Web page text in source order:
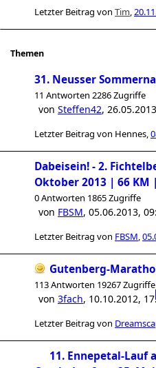
Letzter Beitrag von Tim,
Themen
31. Neusser
11 Antworten 2286 Zugriffe
von Steffen42,
Letzter Beitrag von Hennes,
Dabeisein! - 2.
Oktober 2013 | 66 KM
0 Antworten 1865 Zugriffe
von FBSM, 05.06.2013,
Letzter Beitrag von FBSM,
Gutenberg-
113 Antworten 19267 Zugriffe
von 3fach, 10.10.2012,
Letzter Beitrag von
11. Ennepetal-Lauf